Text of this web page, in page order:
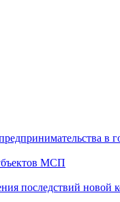
в
МСП
последствий новой